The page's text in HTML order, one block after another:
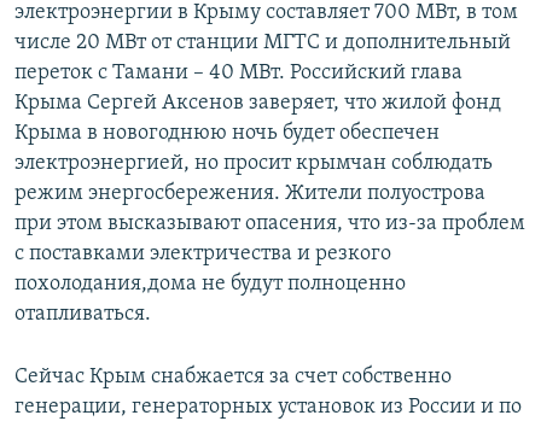
электроэнергии в Крыму составляет 700 МВт, в том
числе 20 МВт от станции МГТС и дополнительный
переток с Тамани – 40 МВт. Российский глава
Крыма Сергей Аксенов заверяет, что жилой фонд
Крыма в новогоднюю ночь будет обеспечен
электроэнергией, но просит крымчан соблюдать
режим энергосбережения. Жители полуострова
при этом высказывают опасения, что из-за проблем
с поставками электричества и резкого
похолодания,дома не будут полноценно
отапливаться.
Сейчас Крым снабжается за счет собственно
генерации, генераторных установок из России и по